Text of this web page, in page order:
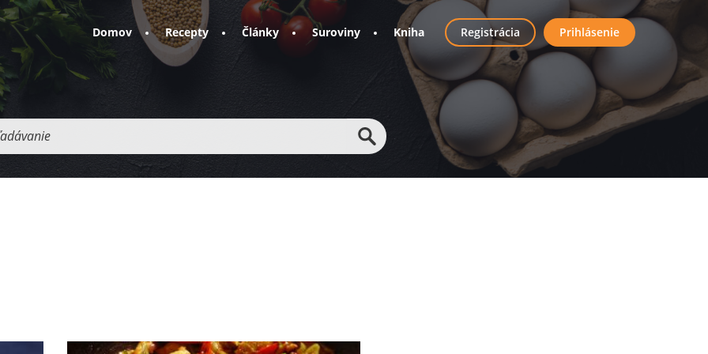
Domov Recepty Články Suroviny Kniha
User
account
menu
Registrácia Prihlásenie